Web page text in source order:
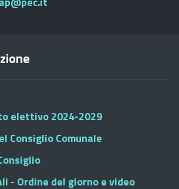
elettivo 2024-2029
Consiglio Comunale
- Ordine del giorno e video